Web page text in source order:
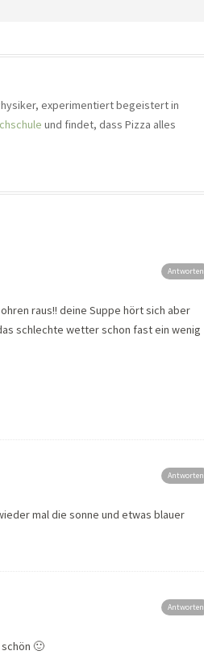
experimentiert begeistert in
und findet, dass Pizza alles
Antworten
raus!! deine Suppe hört sich aber
schlechte wetter schon fast ein wenig
Antworten
mal die sonne und etwas blauer
Antworten
🙂